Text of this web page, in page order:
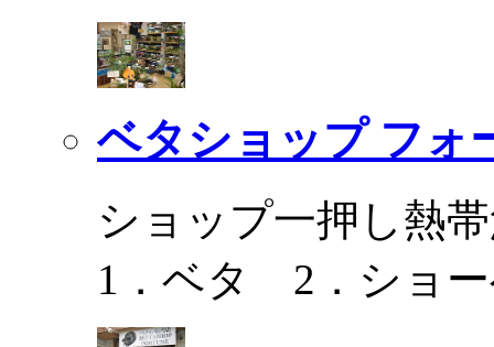
ベタショップ フォ
ショップ一押し熱
1．ベタ 2．ショ